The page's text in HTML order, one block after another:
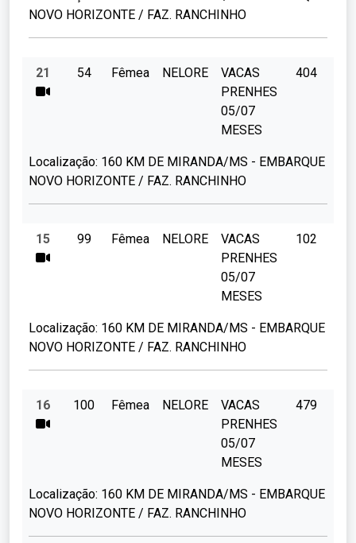
NOVO HORIZONTE / FAZ. RANCHINHO
21 54 Fêmea NELORE
VACAS
PRENHES
05/07
MESES
404
Localização: 160 KM DE MIRANDA/MS - EMBARQUE
NOVO HORIZONTE / FAZ. RANCHINHO
15 99 Fêmea NELORE
VACAS
PRENHES
05/07
MESES
102
Localização: 160 KM DE MIRANDA/MS - EMBARQUE
NOVO HORIZONTE / FAZ. RANCHINHO
16 100 Fêmea NELORE
VACAS
PRENHES
05/07
MESES
479
Localização: 160 KM DE MIRANDA/MS - EMBARQUE
NOVO HORIZONTE / FAZ. RANCHINHO